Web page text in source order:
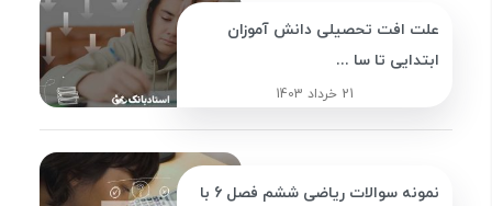
علت افت تحصیلی دانش آموزان
ابتدایی تا سا ...
21 خرداد 1403
نمونه سوالات ریاضی ششم فصل 6 با